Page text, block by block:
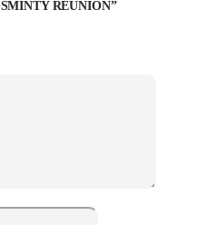
RÉUNION”